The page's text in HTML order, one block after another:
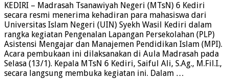
KEDIRI – Madrasah Tsanawiyah Negeri (MTsN) 6 Kediri
secara resmi menerima kehadiran para mahasiswa dari
Universitas Islam Negeri (UIN) Syekh Wasil Kediri dalam
rangka kegiatan Pengenalan Lapangan Persekolahan (PLP)
Asistensi Mengajar dan Manajemen Pendidikan Islam (MPI).
Acara pembukaan ini dilaksanakan di Aula Madrasah pada
Selasa (13/1). Kepala MTsN 6 Kediri, Saiful Ali, S.Ag., M.Fil.I.,
secara langsung membuka kegiatan ini. Dalam …